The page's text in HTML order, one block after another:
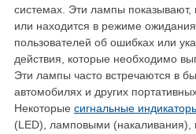
системах. Эти лампы показывают,
или находится в режиме
пользователей об ошибках или
действия, которые необходимо
Эти лампы часто встречаются в
автомобилях и других
Некоторые сигнальные
(LED), ламповыми